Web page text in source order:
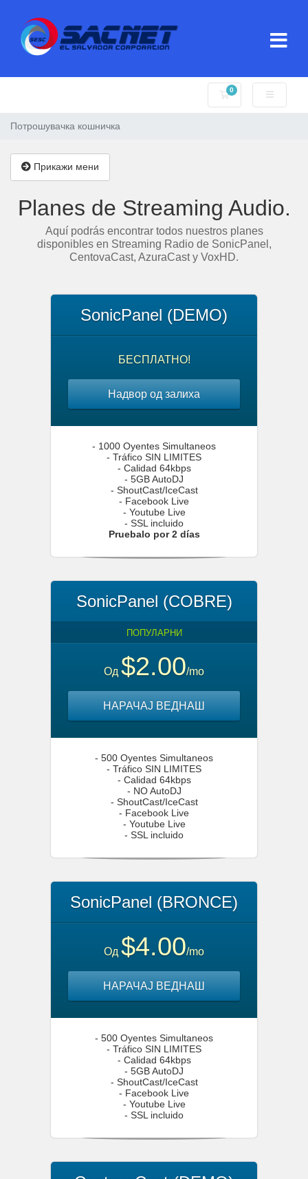
0
Потрошувачка
Потрошувачка кошничка
Прикажи мени
Planes de Streaming Audio.
Aquí podrás encontrar todos nuestros planes
disponibles en Streaming Radio de SonicPanel,
CentovaCast, AzuraCast y VoxHD.
SonicPanel (DEMO)
БЕСПЛАТНО!
Надвор од залиха
- 1000 Oyentes Simultaneos
- Tráfico SIN LIMITES
- Calidad 64kbps
- 5GB AutoDJ
- ShoutCast/IceCast
- Facebook Live
- Youtube Live
- SSL incluido
Pruebalo por 2 días
SonicPanel (COBRE)
ПОПУЛАРНИ
Од $2.00/mo
НАРАЧАЈ ВЕДНАШ
- 500 Oyentes Simultaneos
- Tráfico SIN LIMITES
- Calidad 64kbps
- NO AutoDJ
- ShoutCast/IceCast
- Facebook Live
- Youtube Live
- SSL incluido
SonicPanel (BRONCE)
Од $4.00/mo
НАРАЧАЈ ВЕДНАШ
- 500 Oyentes Simultaneos
- Tráfico SIN LIMITES
- Calidad 64kbps
- 5GB AutoDJ
- ShoutCast/IceCast
- Facebook Live
- Youtube Live
- SSL incluido